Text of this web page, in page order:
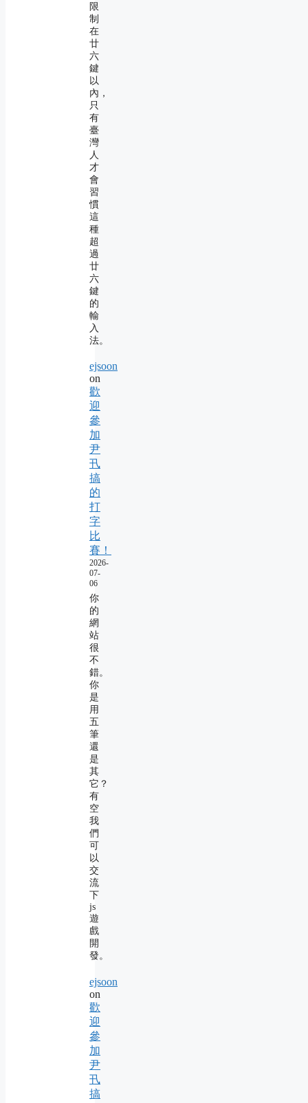
限
制
在
廿
六
鍵
以
內，
只
有
臺
灣
人
才
會
習
慣
這
種
超
過
廿
六
鍵
的
輸
入
法。
ejsoon
on
歡
迎
參
加
尹
卂
搞
的
打
字
比
賽！
2026-
07-
06
你
的
網
站
很
不
錯。
你
是
用
五
筆
還
是
其
它？
有
空
我
們
可
以
交
流
下
js
遊
戲
開
發。
ejsoon
on
歡
迎
參
加
尹
卂
搞